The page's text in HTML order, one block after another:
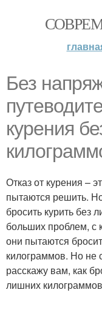
Без
курения
Отказ от курения –
пытаются решить.
бросить курить без
больших проблем, с
они пытаются
килограммов. Но не
расскажу вам, как
лишних